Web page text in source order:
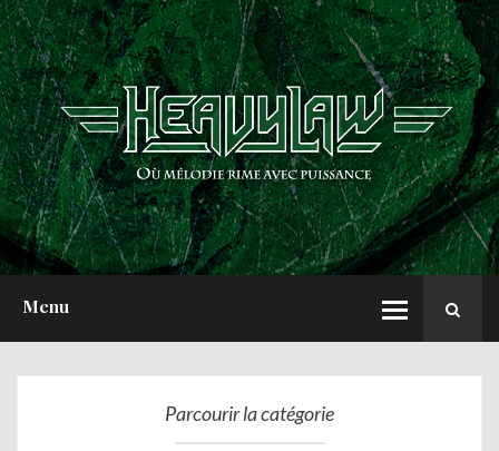
Menu
ACCUEIL
NEWS
CHRONIQUES
INTERVIEWS
REPORTS
A PROPOS
Parcourir la catégorie